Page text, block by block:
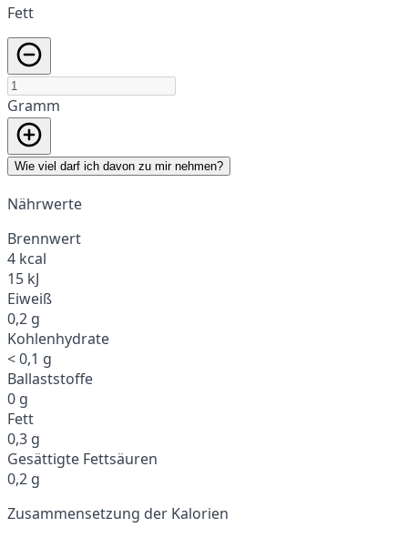
Fett
Gramm
Wie viel darf ich davon zu mir nehmen?
Nährwerte
Brennwert
4 kcal
15 kJ
Eiweiß
0,2 g
Kohlenhydrate
< 0,1 g
Ballaststoffe
0 g
Fett
0,3 g
Gesättigte Fettsäuren
0,2 g
Zusammensetzung der Kalorien